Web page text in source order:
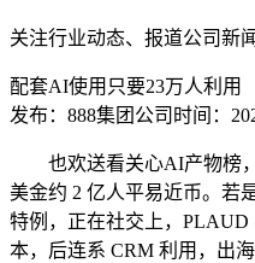
关注行业动态、报道公司新闻
配套AI使用只要23万人利用
发布：888集团公司 时间：
也欢送看关心AI产物榜，
美金约 2 亿人平易近币。若
特例，正在社交上，
本，后连系 CRM 利用，出